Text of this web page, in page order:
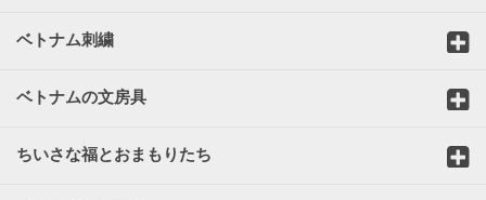
ベトナム刺繍
ベトナムの文房具
ちいさな福とおまもりたち